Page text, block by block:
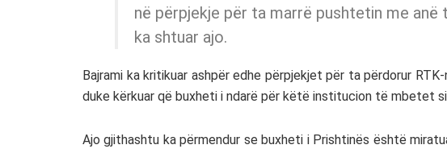
në përpjekje për ta marrë pushtetin me anë
ka shtuar ajo.
Bajrami ka kritikuar ashpër edhe përpjekjet për ta përdorur
duke kërkuar që buxheti i ndarë për këtë institucion të mbetet
Ajo gjithashtu ka përmendur se buxheti i Prishtinës është